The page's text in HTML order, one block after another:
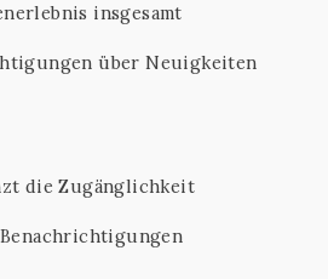
insgesamt
über Neuigkeiten
die Zugänglichkeit